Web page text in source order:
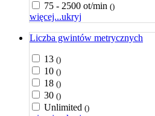
75 - 2500 ot/min ()
więcej...ukryj
Liczba gwintów metrycznych
13 ()
10 ()
18 ()
30 ()
Unlimited ()